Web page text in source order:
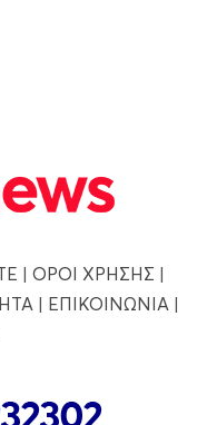
| ΟΡΟΙ ΧΡΗΣΗΣ |
| ΕΠΙΚΟΙΝΩΝΙΑ |